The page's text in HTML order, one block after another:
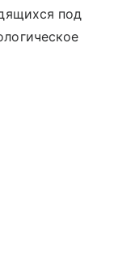
под